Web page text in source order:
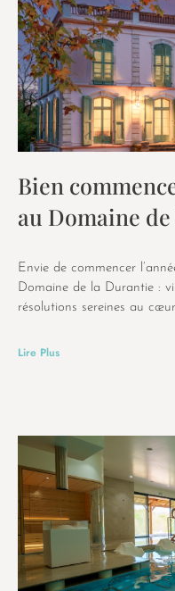
Bien
au Domaine
Envie de commencer
Domaine de la Durantie :
résolutions sereines au
Lire Plus